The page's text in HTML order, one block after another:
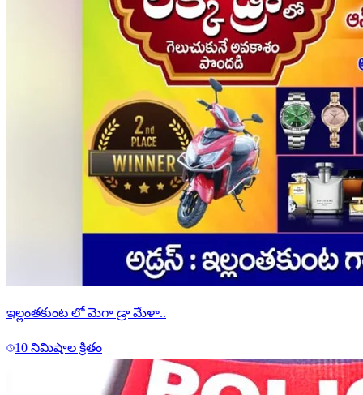
ఇల్లంతకుంట లో మెగా డ్రా మేళా..
10 నిమిషాల క్రితం